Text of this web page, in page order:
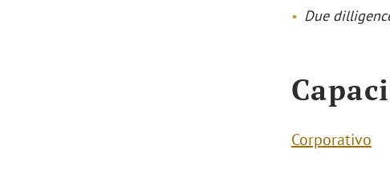
Due
Corporativo